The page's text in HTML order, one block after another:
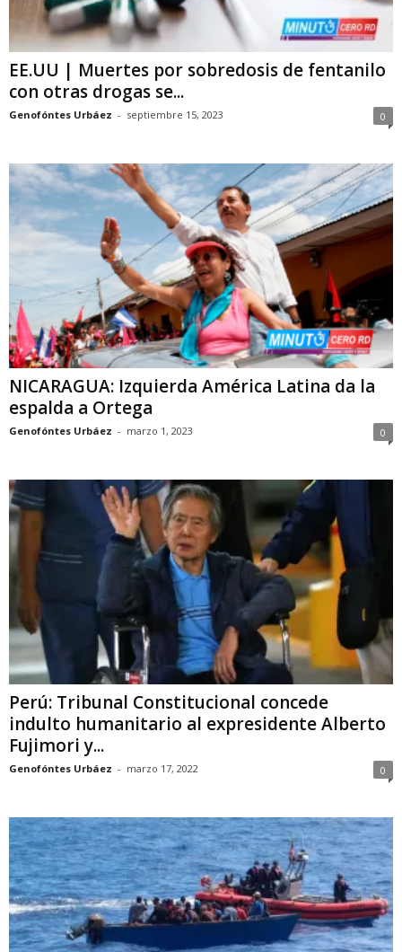
EE.UU | Muertes por sobredosis de fentanilo
con otras drogas se...
Genofóntes Urbáez - septiembre 15, 2023 0
NICARAGUA: Izquierda América Latina da la
espalda a Ortega
Genofóntes Urbáez - marzo 1, 2023 0
Perú: Tribunal Constitucional concede
indulto humanitario al expresidente Alberto
Fujimori y...
Genofóntes Urbáez - marzo 17, 2022 0